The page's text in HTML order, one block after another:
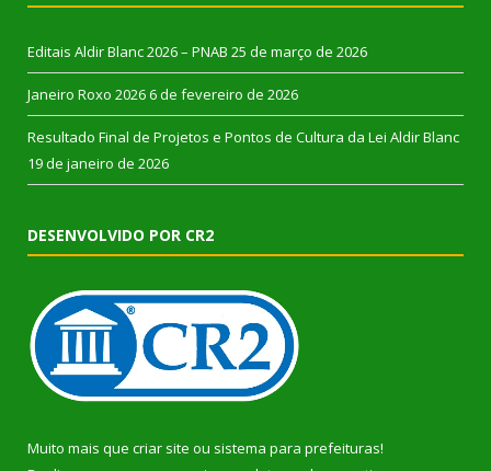
Editais Aldir Blanc 2026 – PNAB 25 de março de 2026
Janeiro Roxo 2026 6 de fevereiro de 2026
Resultado Final de Projetos e Pontos de Cultura da Lei Aldir Blanc
19 de janeiro de 2026
DESENVOLVIDO POR CR2
Muito mais que criar site ou sistema para prefeituras!